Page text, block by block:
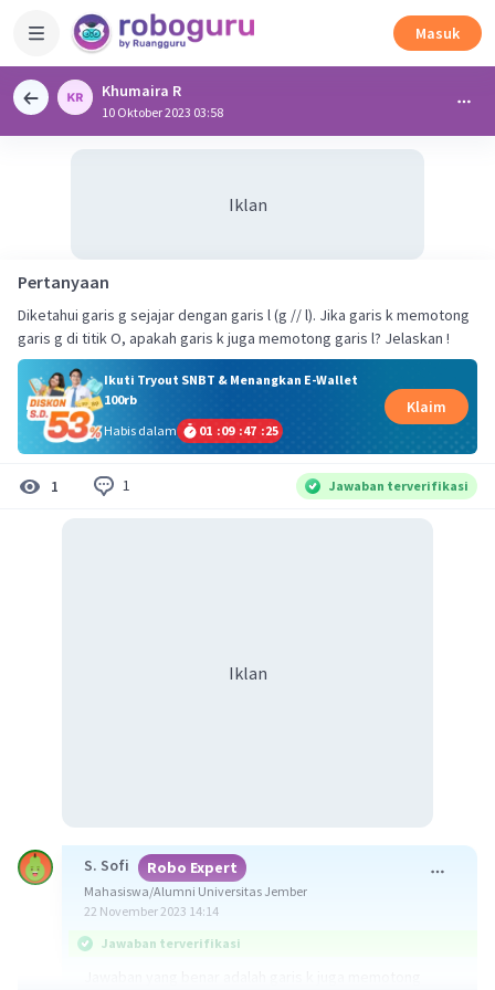
Masuk
Khumaira R
10 Oktober 2023 03:58
Iklan
Pertanyaan
Diketahui garis g sejajar dengan garis l (g // l). Jika garis k memotong
garis g di titik O, apakah garis k juga memotong garis l? Jelaskan !
Ikuti Tryout SNBT & Menangkan E-Wallet
100rb
Habis dalam
01 :09 :47 :25
Klaim
1 1 Jawaban terverifikasi
Iklan
S. Sofi Robo Expert
Mahasiswa/Alumni Universitas Jember
22 November 2023 14:14
Jawaban terverifikasi